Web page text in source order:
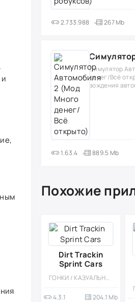
2.733.988 267 Mb
Симулятор
денег/Всё
вождения
1.63.4 889.5 Mb
Похожие
Dirt Trackin
Sprint Cars
ГОНКИ / КАЗУАЛЬНЫЕ / МНОГОПОЛЬЗОВАТЕЛЬСКАЯ / СОРЕВНОВАТЕЛЬНАЯ / ОДНОПОЛЬЗОВАТЕЛЬСКИЕ / ОФЛАЙН / СТИЛИЗАЦИЯ / МОД / 3D
4.3.1 204.1 Mb